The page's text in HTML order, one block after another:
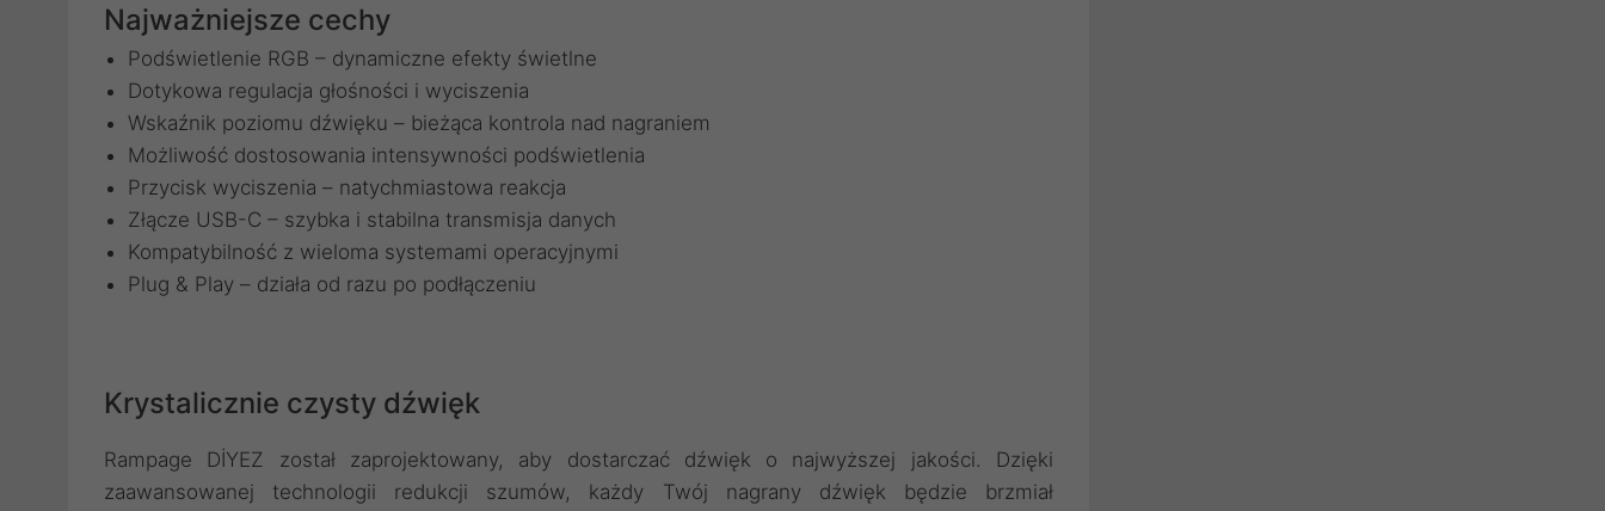
Najważniejsze cechy
Podświetlenie RGB – dynamiczne efekty świetlne
Dotykowa regulacja głośności i wyciszenia
Wskaźnik poziomu dźwięku – bieżąca kontrola nad nagraniem
Możliwość dostosowania intensywności podświetlenia
Przycisk wyciszenia – natychmiastowa reakcja
Złącze USB-C – szybka i stabilna transmisja danych
Kompatybilność z wieloma systemami operacyjnymi
Plug & Play – działa od razu po podłączeniu
Krystalicznie czysty dźwięk
Rampage DİYEZ został zaprojektowany, aby dostarczać dźwięk o najwyższej jakości. Dzięki
zaawansowanej technologii redukcji szumów, każdy Twój nagrany dźwięk będzie brzmiał